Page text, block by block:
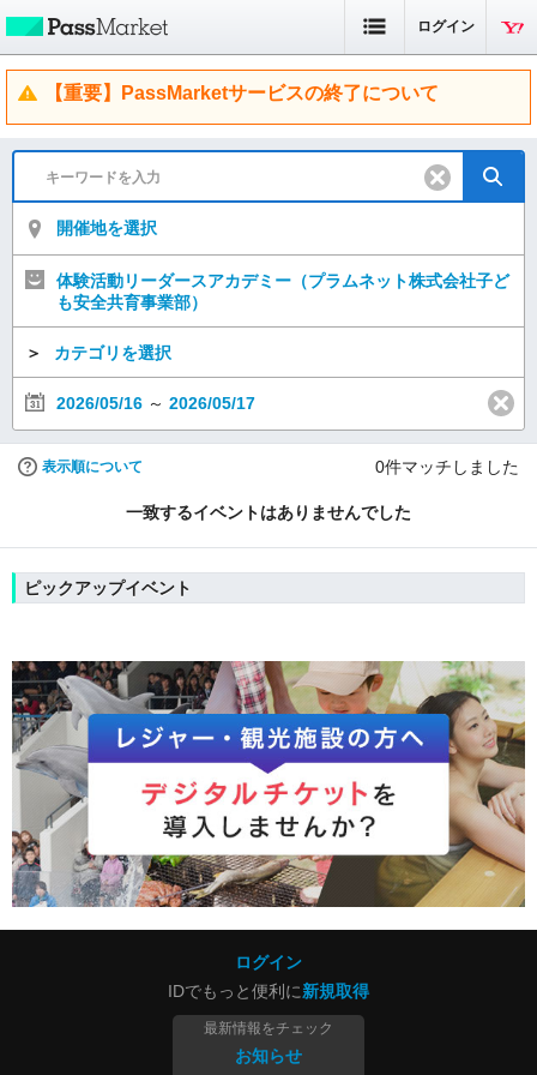
ログイン
【重要】PassMarketサービスの終了について
開催地を選択
体験活動リーダースアカデミー（プラムネット株式会社子ど
も安全共育事業部）
＞ カテゴリを選択
2026/05/16 ～ 2026/05/17
表示順について 0件マッチしました
一致するイベントはありませんでした
ピックアップイベント
ログイン
IDでもっと便利に新規取得
最新情報をチェック
お知らせ